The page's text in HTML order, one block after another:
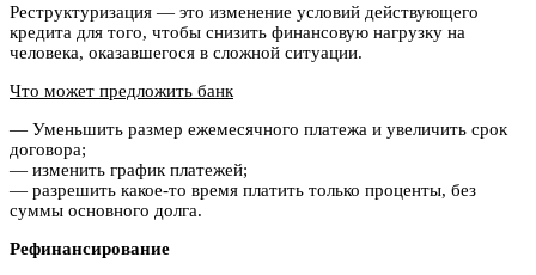
Реструктуризация — это изменение условий действующего
кредита для того, чтобы снизить финансовую нагрузку на
человека, оказавшегося в сложной ситуации.
Что может предложить банк
— Уменьшить размер ежемесячного платежа и увеличить срок
договора;
— изменить график платежей;
— разрешить какое-то время платить только проценты, без
суммы основного долга.
Рефинансирование